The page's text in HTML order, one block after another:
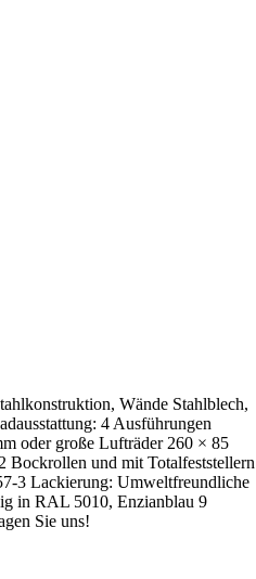
Wände Stahlblech,
4 Ausführungen
oder große Lufträder 260 × 85
Bockrollen und mit Totalfeststellern
3 Lackierung: Umweltfreundliche
in RAL 5010, Enzianblau 9
Sie uns!